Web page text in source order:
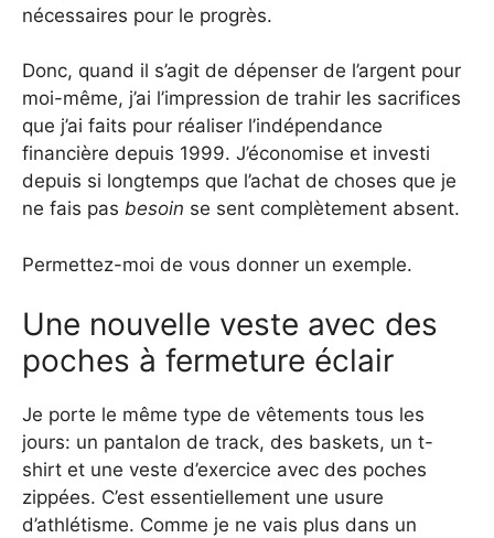
nécessaires pour le progrès.
Donc, quand il s’agit de dépenser de l’argent pour
moi-même, j’ai l’impression de trahir les sacrifices
que j’ai faits pour réaliser l’indépendance
financière depuis 1999. J’économise et investi
depuis si longtemps que l’achat de choses que je
ne fais pas besoin se sent complètement absent.
Permettez-moi de vous donner un exemple.
Une nouvelle veste avec des
poches à fermeture éclair
Je porte le même type de vêtements tous les
jours: un pantalon de track, des baskets, un t-
shirt et une veste d’exercice avec des poches
zippées. C’est essentiellement une usure
d’athlétisme. Comme je ne vais plus dans un